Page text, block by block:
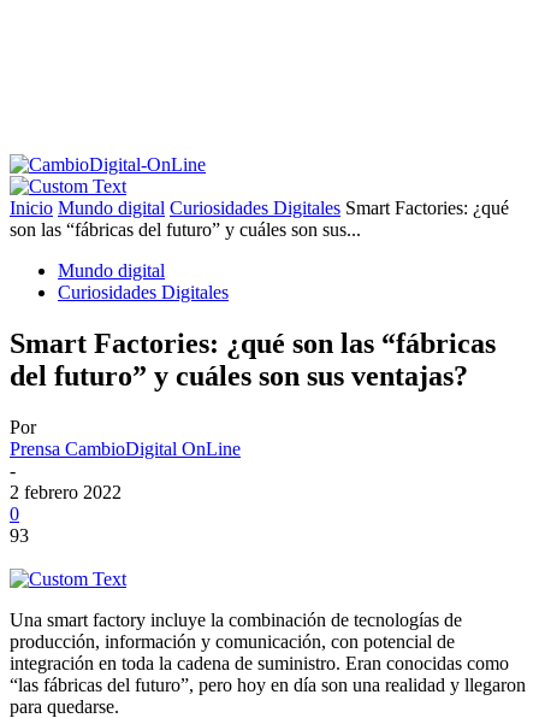
Inicio Mundo digital Curiosidades Digitales Smart Factories: ¿qué
son las “fábricas del futuro” y cuáles son sus...
Mundo digital
Curiosidades Digitales
Smart Factories: ¿qué son las “fábricas
del futuro” y cuáles son sus ventajas?
Por
Prensa CambioDigital OnLine
-
2 febrero 2022
0
93
Una smart factory incluye la combinación de tecnologías de
producción, información y comunicación, con potencial de
integración en toda la cadena de suministro. Eran conocidas como
“las fábricas del futuro”, pero hoy en día son una realidad y llegaron
para quedarse.